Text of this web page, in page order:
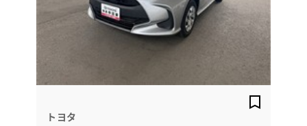
トヨタ